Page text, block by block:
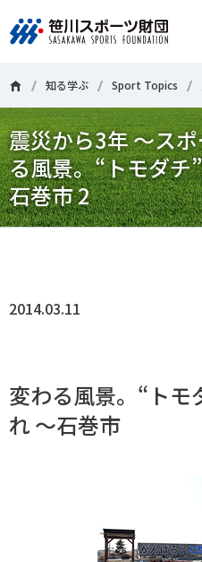
財
研
調
ニ
＃誰が子どものスポーツをささえる
＃アクティブなまちづくり ＃
スポーツライフ・データ
スポーツ白書
スポーツによるまちづくり
知る学ぶ Sport Topics
震災から3年 ～ス
る風景。“トモダチ
石巻市 2
2014.03.11
変わる風景。“トモ
れ ～石巻市